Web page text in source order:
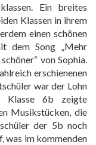
Ein breites
Klassen in ihrem
einen schönen
dem Song „Mehr
von Sophia.
erschienenen
war der Lohn
Klasse 6b zeigte
Musikstücken, die
der 5b noch
was im kommenden